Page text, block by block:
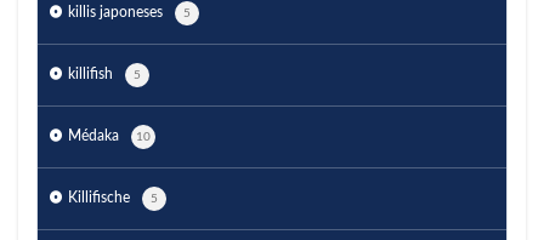
killis japoneses 5
killifish 5
Médaka 10
Killifische 5